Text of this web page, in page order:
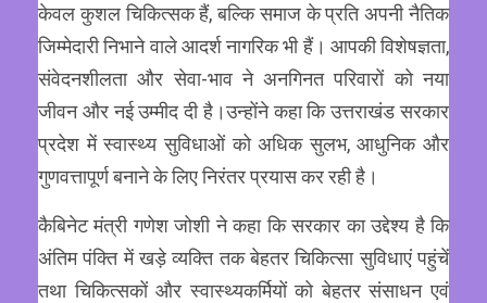
केवल कुशल चिकित्सक हैं, बल्कि समाज के प्रति अपनी नैतिक
जिम्मेदारी निभाने वाले आदर्श नागरिक भी हैं। आपकी विशेषज्ञता,
संवेदनशीलता और सेवा-भाव ने अनगिनत परिवारों को नया
जीवन और नई उम्मीद दी है।उन्होंने कहा कि उत्तराखंड सरकार
प्रदेश में स्वास्थ्य सुविधाओं को अधिक सुलभ, आधुनिक और
गुणवत्तापूर्ण बनाने के लिए निरंतर प्रयास कर रही है।
कैबिनेट मंत्री गणेश जोशी ने कहा कि सरकार का उद्देश्य है कि
अंतिम पंक्ति में खड़े व्यक्ति तक बेहतर चिकित्सा सुविधाएं पहुंचें
तथा चिकित्सकों और स्वास्थ्यकर्मियों को बेहतर संसाधन एवं